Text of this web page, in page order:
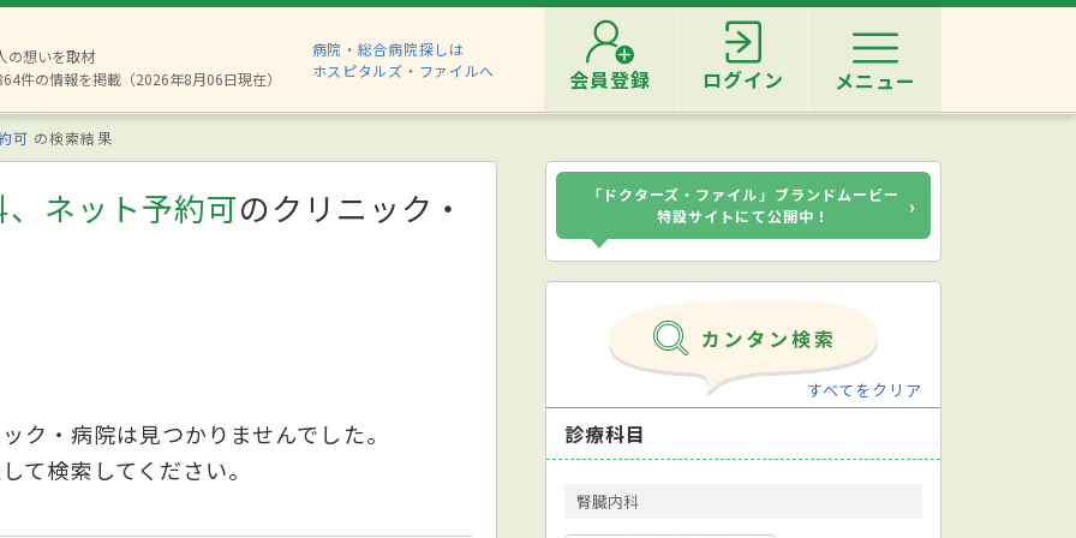
の想いを取材
件の情報を掲載（2026年8月06日現在）
病院・総合病院探しは
ホスピタルズ・ファイルへ
会員登録 ログイン メニュー
可 の検索結果
ネット予約可のクリニック・
ク・病院は見つかりませんでした。
て検索してください。
「ドクターズ・ファイル」ブランドムービー
特設サイトにて公開中！
›
すべてをクリア
診療科目
腎臓内科